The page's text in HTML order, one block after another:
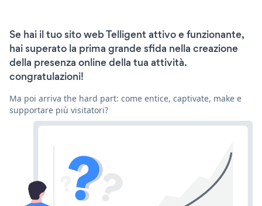
Se hai il tuo sito web Telligent attivo e funzionante,
hai superato la prima grande sfida nella creazione
della presenza online della tua attività.
congratulazioni!
Ma poi arriva the hard part: come entice, captivate, make e
supportare più visitatori?